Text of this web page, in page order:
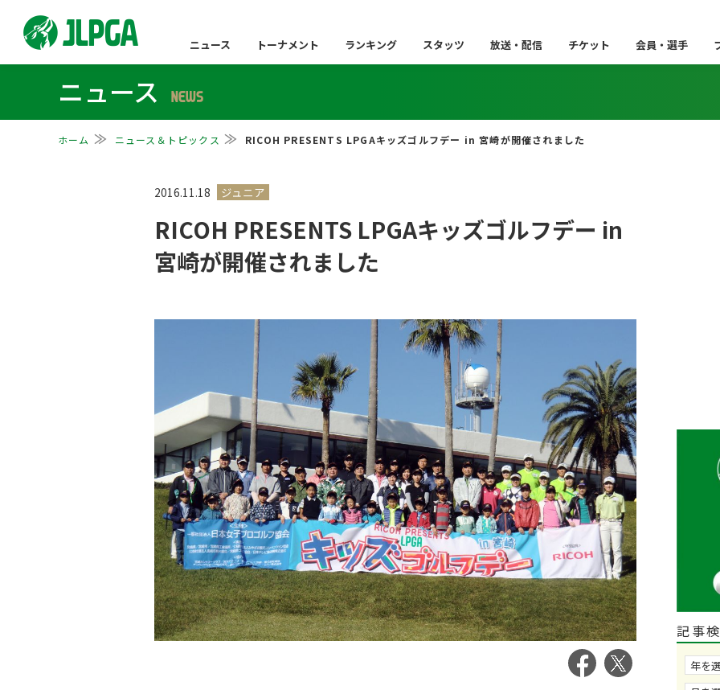
ニュース トーナメント ランキング スタッツ 放送・配信 チケット 会員・選手
ニュース NEWS
ホーム ニュース＆トピックス RICOH PRESENTS LPGAキッズゴルフデー in 宮崎が開催されました
2016.11.18
RICOH PRESENTS LPGAキッズゴルフデー in
宮崎が開催されました
記事